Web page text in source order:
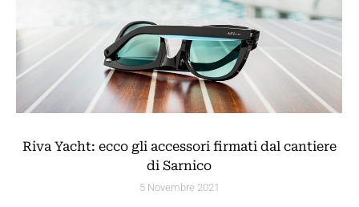
Riva Yacht: ecco gli accessori firmati dal cantiere
di Sarnico
5 Novembre 2021